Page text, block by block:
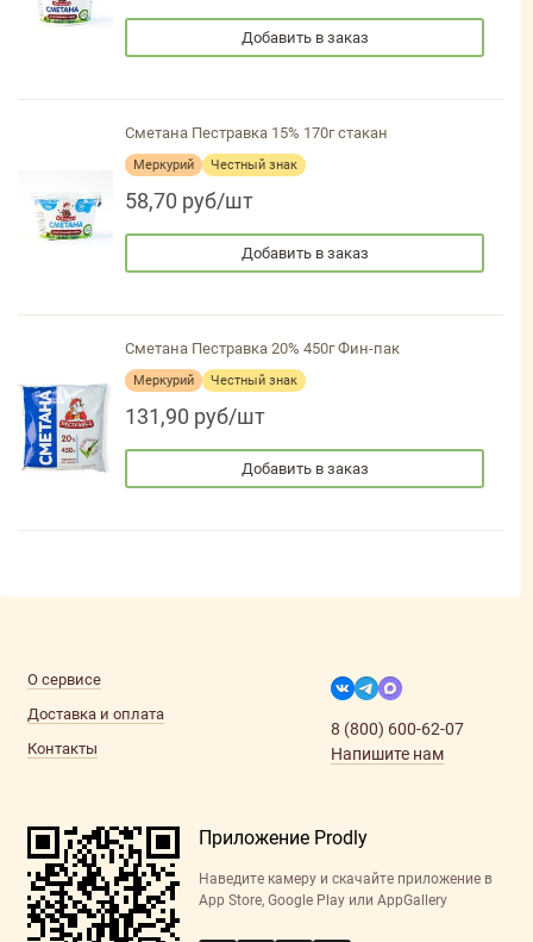
Добавить в заказ
Сметана Пестравка 15% 170г стакан
Меркурий Честный знак
58,70 руб/шт
Добавить в заказ
Сметана Пестравка 20% 450г Фин-пак
Меркурий Честный знак
131,90 руб/шт
Добавить в заказ
О сервисе
Доставка и оплата
Контакты
8 (800) 600-62-07
Напишите нам
Приложение Prodly
Наведите камеру и скачайте приложение в
App Store, Google Play или AppGallery